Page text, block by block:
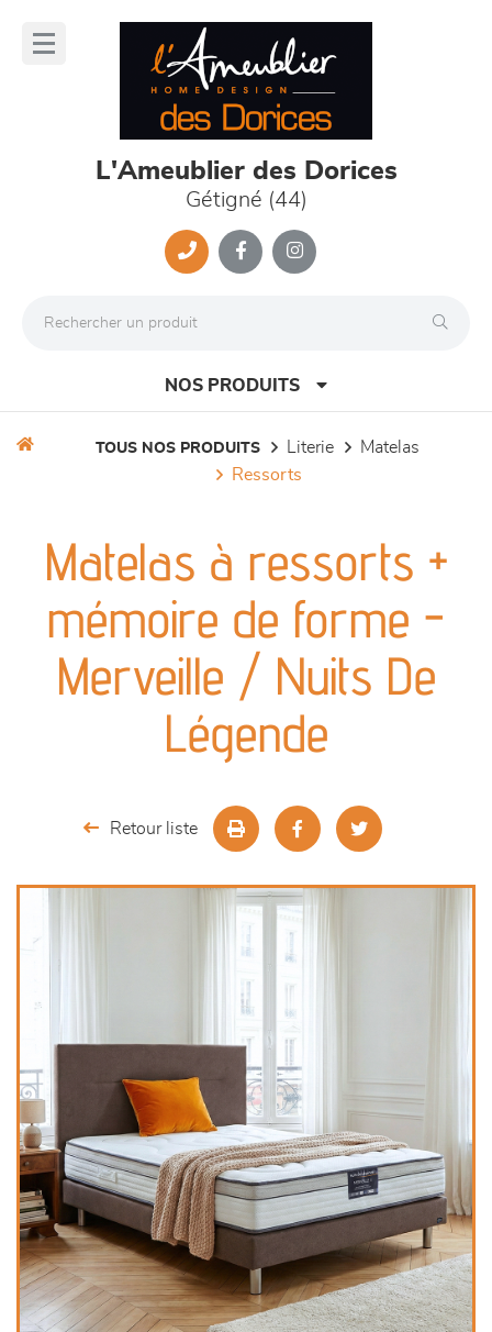
L'Ameublier des Dorices
Gétigné (44)
NOS PRODUITS
séjours
meubles de complément
chambres et dressing
TOUS NOS PRODUITS literie
matelas
ressorts
Matelas à ressorts +
mémoire de forme -
Merveille / Nuits De
Légende
Retour liste